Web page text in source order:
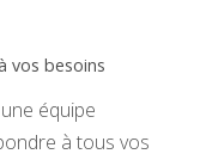
vos besoins
équipe
à tous vos